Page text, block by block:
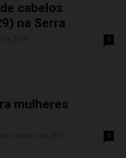
cabelos
na Serra
0
mulheres
0